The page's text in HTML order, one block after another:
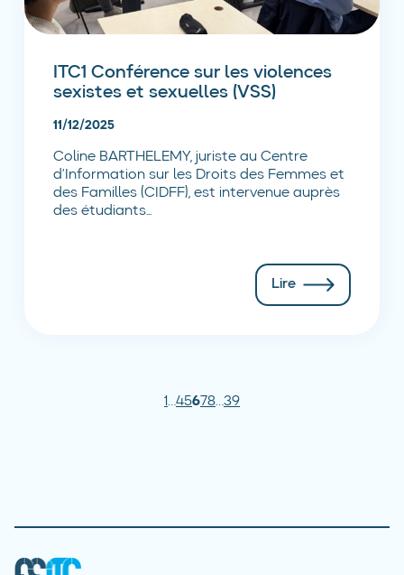
ITC1 Conférence sur les violences
sexistes et sexuelles (VSS)
11/12/2025
Coline BARTHELEMY, juriste au Centre
d’Information sur les Droits des Femmes et
des Familles (CIDFF), est intervenue auprès
des étudiants...
Lire
1…45678…39